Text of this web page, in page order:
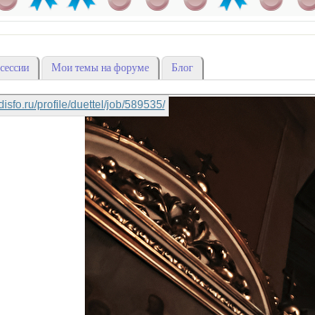
Мои темы на форуме Блог
profile/duettel/job/589535/